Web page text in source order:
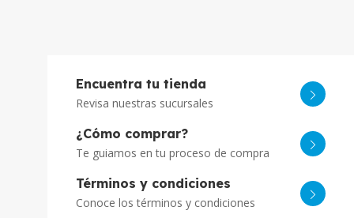
Encuentra tu tienda
Revisa nuestras sucursales
¿Cómo comprar?
Te guiamos en tu proceso de compra
Términos y condiciones
Conoce los términos y condiciones